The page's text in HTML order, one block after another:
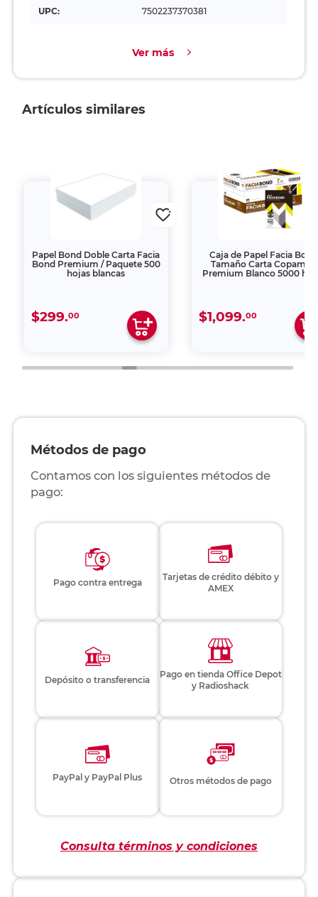
UPC: 7502237370381
Ver más
Artículos similares
Papel Bond Doble Carta Facia
Bond Premium / Paquete 500
hojas blancas
$299.00
Caja de Papel Facia Bond
Tamaño Carta Copamex
Premium Blanco 5000
$1,099.00
Métodos de pago
Contamos con los siguientes métodos de
pago:
Pago contra entrega
Tarjetas de crédito débito y
AMEX
Depósito o transferencia
Pago en tienda Office Depot
y Radioshack
PayPal y PayPal Plus Otros métodos de pago
Consulta términos y condiciones